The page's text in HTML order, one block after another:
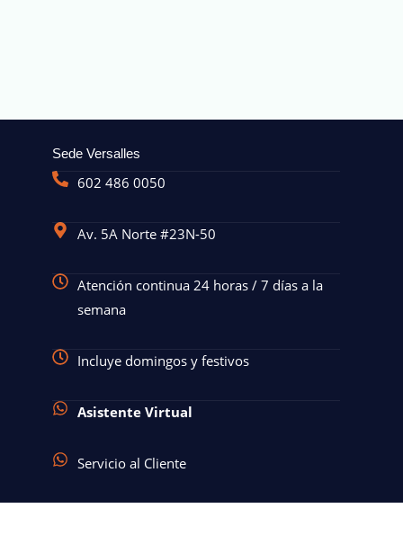
Sede Versalles
602 486 0050
Av. 5A Norte #23N-50
Atención continua 24 horas / 7 días a la
semana
Incluye domingos y festivos
Asistente Virtual
Servicio al Cliente